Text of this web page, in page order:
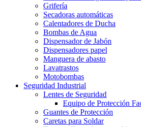
Grifería
Secadoras automáticas
Calentadores de Ducha
Bombas de Agua
Dispensador de Jabón
Dispensadores papel
Manguera de abasto
Lavatrastos
Motobombas
Seguridad Industrial
Lentes de Seguridad
Equipo de Protección
Guantes de Protección
Caretas para Soldar